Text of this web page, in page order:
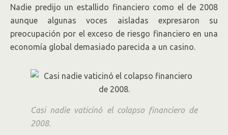
Nadie predijo un estallido financiero como el de 2008
aunque algunas voces aisladas expresaron su
preocupación por el exceso de riesgo financiero en una
economía global demasiado parecida a un casino.
Casi nadie vaticinó el colapso financiero de
2008.